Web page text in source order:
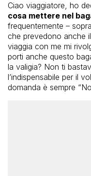
Ciao viaggiatore, ho
cosa mettere nel
frequentemente –
che prevedono anche
viaggia con me mi
porti anche questo
la valigia? Non ti
l’indispensabile per il
domanda è sempre